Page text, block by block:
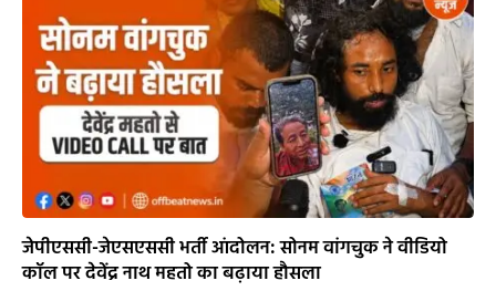
जेपीएससी-जेएसएससी भर्ती आंदोलन: सोनम वांगचुक ने वीडियो
कॉल पर देवेंद्र नाथ महतो का बढ़ाया हौसला